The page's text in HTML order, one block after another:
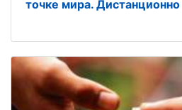
точке мира. Дистанционно